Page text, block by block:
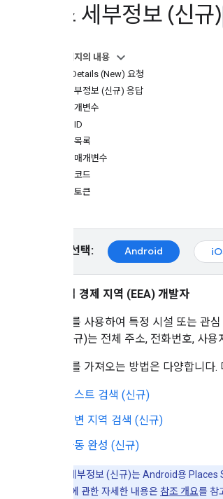
장소 세부정보 (신규)
이 페이지의 내용
Place Details (New) 요청
장소 세부정보 (신규) 응답
필수 매개변수
장소 ID
필드 목록
선택적 매개변수
지역 코드
세션 토큰
플랫폼 선택: Android
유럽 경제 지역 (EEA) 개발자
를 사용하여 특정 시설 또는 관
정보 (신규)는 전체 주소, 전화번호, 사
장소 ID를 가져오는 방법은 다양합니
텍스트 검색 (신규)
주변 지역 검색 (신규)
자동 완성 (신규)
장소 세부정보 (신규)는 Android용 Places
Kotlin API 사용에 관한 자세한 내용은 참조 개요를 참